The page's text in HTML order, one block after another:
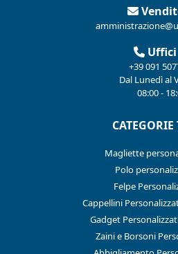
Uffici
+39 091
Dal Lunedì al
08:00 -
CATEGORIE
Magliette
Polo
Felpe
Cappellini
Gadget
Zaini e Borsoni